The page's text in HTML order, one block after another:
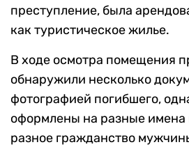
преступление, была
как туристическое жилье.
В ходе осмотра помещения
обнаружили несколько
фотографией погибшего,
оформлены на разные имена
разное гражданство